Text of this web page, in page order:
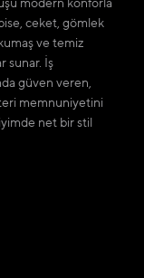
modern konforla
ceket, gömlek
ve temiz
sunar. İş
güven veren,
memnuniyetini
net bir stil